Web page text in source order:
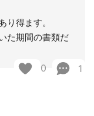
得ます。
た期間の書類だ
0 1